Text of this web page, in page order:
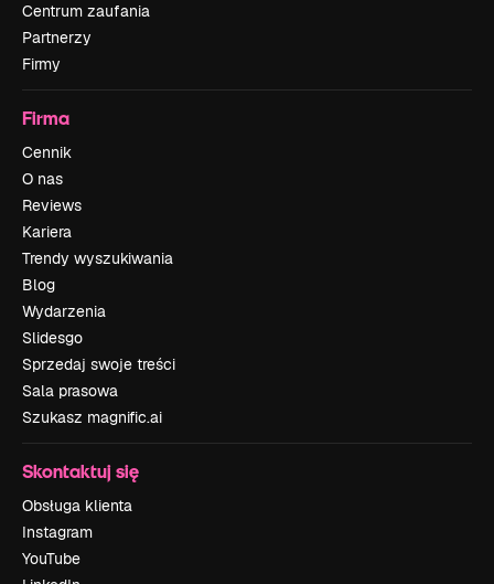
Centrum zaufania
Partnerzy
Firmy
Firma
Cennik
O nas
Reviews
Kariera
Trendy wyszukiwania
Blog
Wydarzenia
Slidesgo
Sprzedaj swoje treści
Sala prasowa
Szukasz magnific.ai
Skontaktuj się
Obsługa klienta
Instagram
YouTube